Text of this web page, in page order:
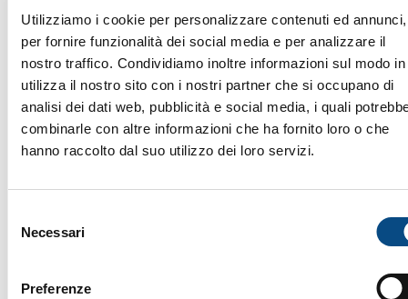
Utilizziamo i cookie per personalizzare contenuti ed annunci,
per fornire funzionalità dei social media e per analizzare il
nostro traffico. Condividiamo inoltre informazioni sul modo
utilizza il nostro sito con i nostri partner che si occupano di
analisi dei dati web, pubblicità e social media, i quali
combinarle con altre informazioni che ha fornito loro o che
hanno raccolto dal suo utilizzo dei loro servizi.
delNecessari
Preferenze